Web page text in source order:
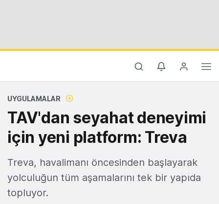
UYGULAMALAR
TAV'dan seyahat deneyimi
için yeni platform: Treva
Treva, havalimanı öncesinden başlayarak
yolculuğun tüm aşamalarını tek bir yapıda
topluyor.